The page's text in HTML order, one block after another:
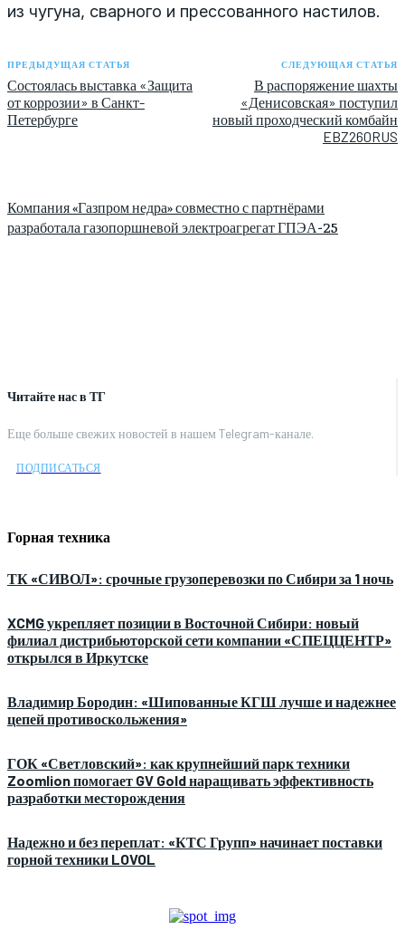
Читайте нас в ТГ
Еще больше свежих новостей в нашем Telegram-канале.
ПОДПИСАТЬСЯ
Горная техника
ТК «СИВОЛ»: срочные грузоперевозки по Сибири за 1 ночь
XCMG укрепляет позиции в Восточной Сибири: новый
филиал дистрибьюторской сети компании «СПЕЦЦЕНТР»
открылся в Иркутске
Владимир Бородин: «Шипованные КГШ лучше и надежнее
цепей противоскольжения»
ГОК «Светловский»: как крупнейший парк техники
Zoomlion помогает GV Gold наращивать эффективность
разработки месторождения
Надежно и без переплат: «КТС Групп» начинает поставки
горной техники LOVOL
из чугуна, сварного и прессованного настилов.
ПРЕДЫДУЩАЯ СТАТЬЯ
Состоялась выставка «Защита
от коррозии» в Санкт-
Петербурге
СЛЕДУЮЩАЯ СТАТЬЯ
В распоряжение шахты
«Денисовская» поступил
новый проходческий комбайн
EBZ260RUS
Компания «Газпром недра» совместно с партнёрами
разработала газопоршневой электроагрегат ГПЭА-25